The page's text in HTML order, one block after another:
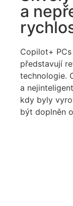
a
Copilot+
představují
technologie.
a
kdy byly
být doplněn